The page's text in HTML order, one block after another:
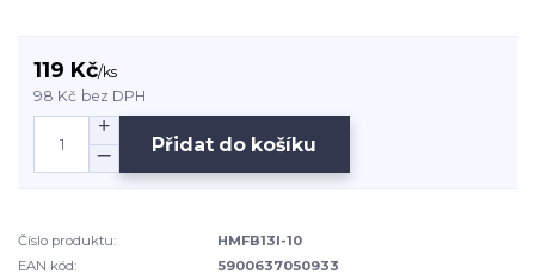
119 Kč/ks
98 Kč bez DPH
Přidat do košíku
Číslo produktu:
HMFB13I-10
EAN kód:
5900637050933